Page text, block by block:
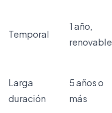
Temporal
1 año,
renovable
Larga
duración
5 años o
más